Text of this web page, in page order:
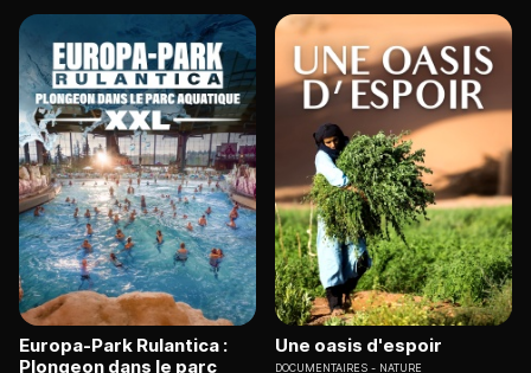
Europa-Park Rulantica :
Plongeon dans le parc
Une oasis d'espoir
DOCUMENTAIRES NATURE